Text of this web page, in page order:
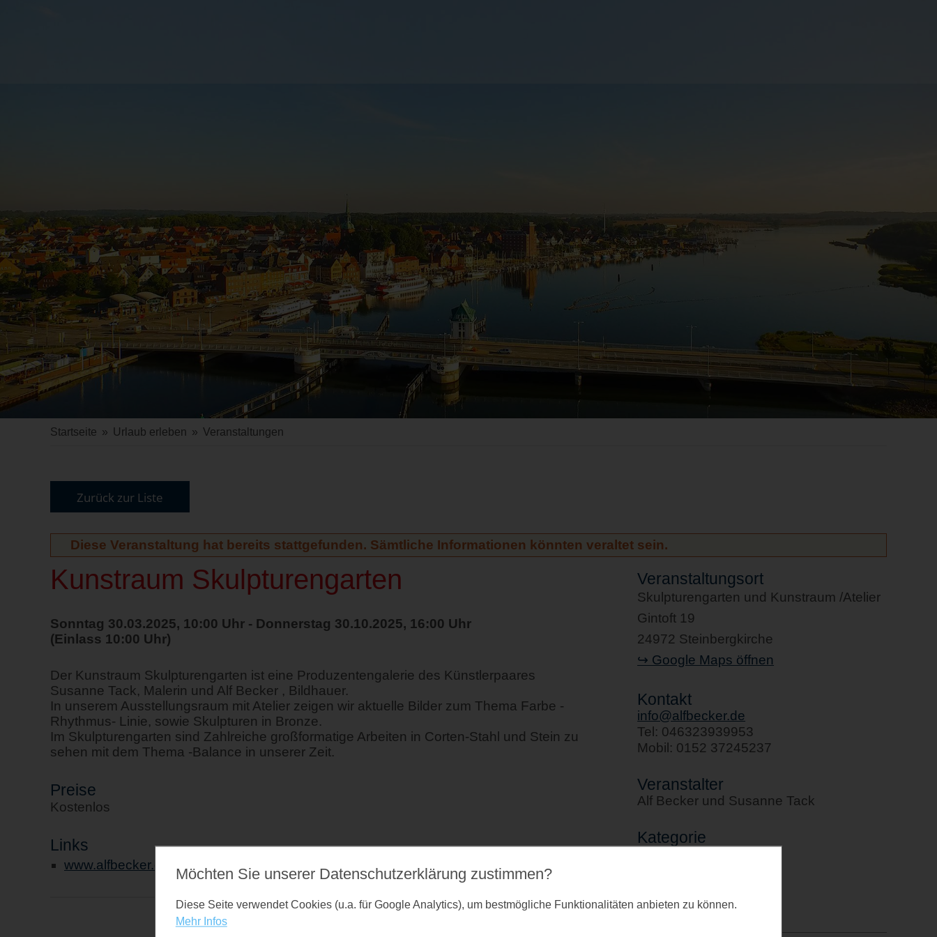
Startseite » Urlaub erleben » Veranstaltungen
Zurück zur Liste
Diese Veranstaltung hat bereits stattgefunden. Sämtliche Informationen könnten veraltet sein.
Kunstraum Skulpturengarten
Sonntag 30.03.2025, 10:00 Uhr - Donnerstag 30.10.2025, 16:00 Uhr
(Einlass 10:00 Uhr)
Der Kunstraum Skulpturengarten ist eine Produzentengalerie des Künstlerpaares
Susanne Tack, Malerin und Alf Becker , Bildhauer.
In unserem Ausstellungsraum mit Atelier zeigen wir aktuelle Bilder zum Thema Farbe -
Rhythmus- Linie, sowie Skulpturen in Bronze.
Im Skulpturengarten sind Zahlreiche großformatige Arbeiten in Corten-Stahl und Stein zu
sehen mit dem Thema -Balance in unserer Zeit.
Preise
Kostenlos
Links
www.alfbecker.de
Veranstaltungsort
Skulpturengarten und Kunstraum /Atelier
Gintoft 19
24972 Steinbergkirche
↪ Google Maps öffnen
Kontakt
info@alfbecker.de
Tel: 046323939953
Mobil: 0152 37245237
Veranstalter
Alf Becker und Susanne Tack
Kategorie
24.03.2025
Möchten Sie unserer Datenschutz­erklärung zustimmen?
Diese Seite verwendet Cookies (u.a. für Google Analytics), um bestmögliche Funktionalitäten anbieten zu können.
Mehr Infos